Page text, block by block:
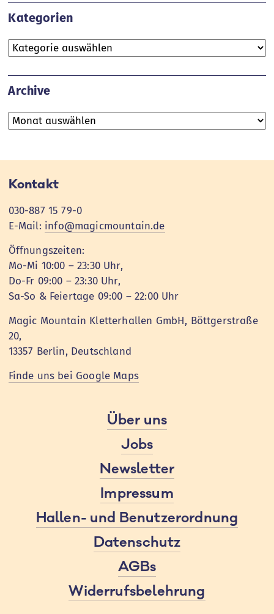
Kategorien
Kategorien
Archive
Archive
Kontakt
030-887 15 79-0
E-Mail: info@magicmountain.de
Öffnungszeiten:
Mo-Mi 10:00 – 23:30 Uhr,
Do-Fr 09:00 – 23:30 Uhr,
Sa-So & Feiertage 09:00 – 22:00 Uhr
Magic Mountain Kletterhallen GmbH, Böttgerstraße
20,
13357 Berlin, Deutschland
Finde uns bei Google Maps
Über uns
Jobs
Newsletter
Impressum
Hallen- und Benutzerordnung
Datenschutz
AGBs
Widerrufsbelehrung